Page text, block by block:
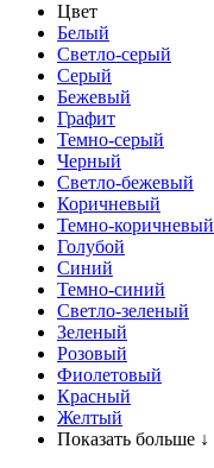
Цвет
Белый
Светло-серый
Серый
Бежевый
Графит
Темно-серый
Черный
Светло-бежевый
Коричневый
Темно-коричневый
Голубой
Синий
Темно-синий
Светло-зеленый
Зеленый
Розовый
Фиолетовый
Красный
Желтый
Показать больше ↓